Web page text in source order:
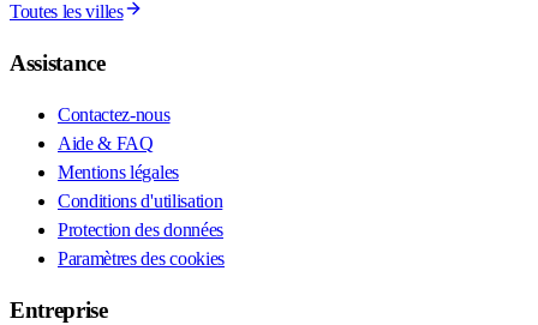
Toutes les villes
Assistance
Contactez-nous
Aide & FAQ
Mentions légales
Conditions d'utilisation
Protection des données
Paramètres des cookies
Entreprise